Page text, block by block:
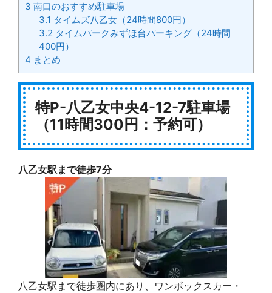
3 南口のおすすめ駐車場
3.1 タイムズ八乙女（24時間800円）
3.2 タイムパークみずほ台パーキング（24時間
400円）
4 まとめ
特P-八乙女中央4-12-7駐車場
（11時間300円：予約可）
八乙女駅まで徒歩7分
八乙女駅まで徒歩圏内にあり、ワンボックスカー・